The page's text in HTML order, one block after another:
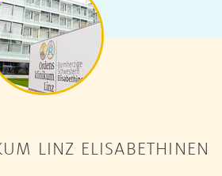
LINZ ELISABETHINEN